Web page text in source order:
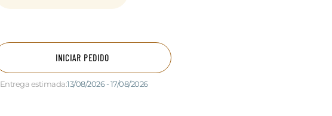
INICIAR PEDIDO
Entrega estimada:13/08/2026 - 17/08/2026